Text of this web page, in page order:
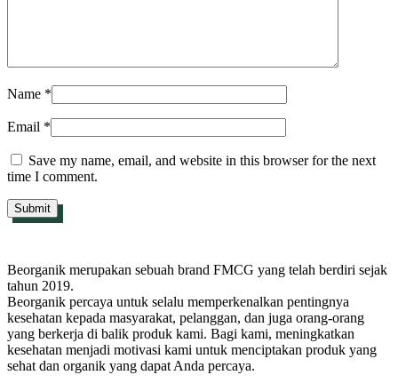
Name *
Email *
Save my name, email, and website in this browser for the next
time I comment.
Beorganik merupakan sebuah brand FMCG yang telah berdiri sejak
tahun 2019.
Beorganik percaya untuk selalu memperkenalkan pentingnya
kesehatan kepada masyarakat, pelanggan, dan juga orang-orang
yang berkerja di balik produk kami. Bagi kami, meningkatkan
kesehatan menjadi motivasi kami untuk menciptakan produk yang
sehat dan organik yang dapat Anda percaya.